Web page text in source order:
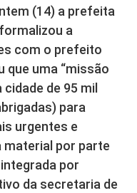
(14) a prefeita
a
com o prefeito
que uma “missão
de 95 mil
para
urgentes e
material por parte
por
da secretaria de